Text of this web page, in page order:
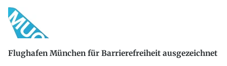
Flughafen München für Barrierefreiheit ausgezeichnet